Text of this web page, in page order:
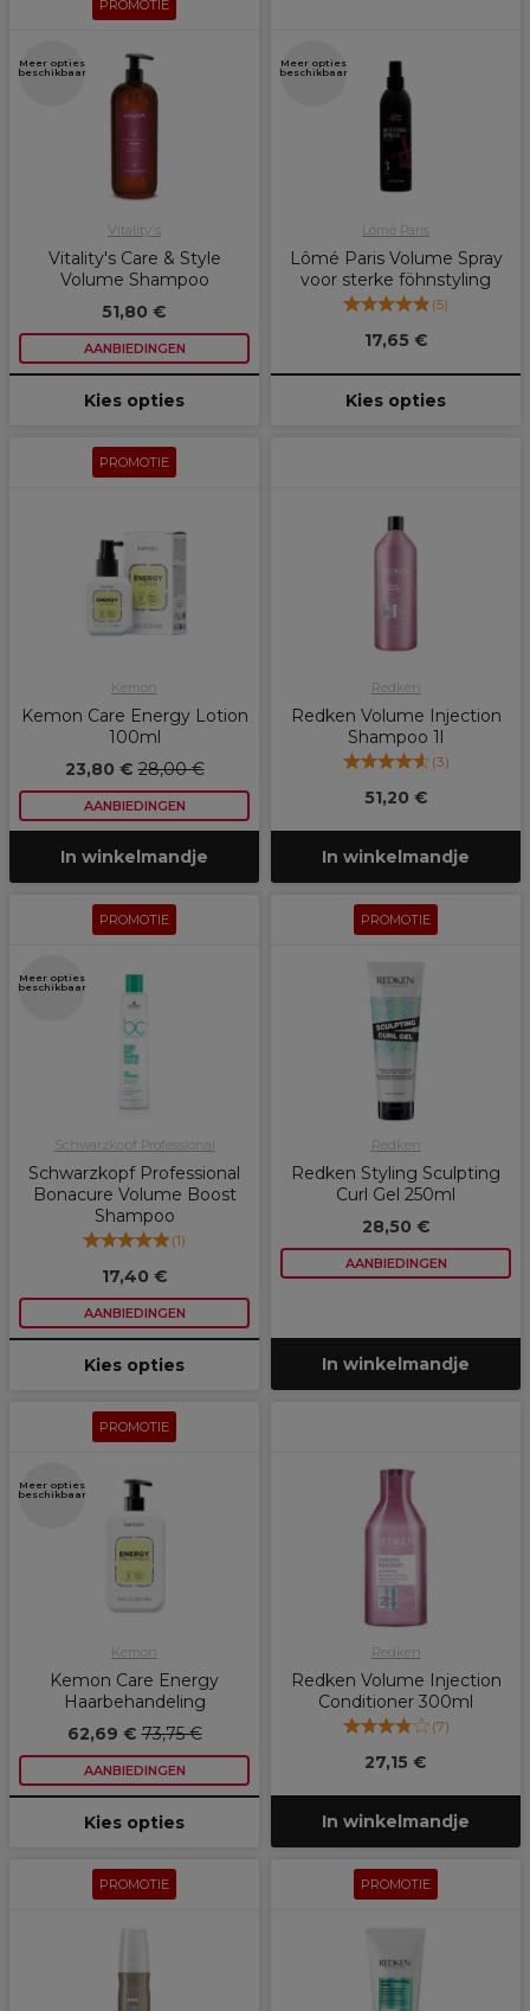
PROMOTIE
Meer opties
beschikbaar
Vitality's
Vitality's Care & Style
Volume Shampoo
51,80 €
AANBIEDINGEN
Kies opties
Meer opties
beschikbaar
Lômé Paris
Lômé Paris Volume Spray
voor sterke föhnstyling
(5)
17,65 €
Kies opties
PROMOTIE
Kemon
Kemon Care Energy Lotion
100ml
23,80 €28,00 €
AANBIEDINGEN
In winkelmandje
Redken
Redken Volume Injection
Shampoo 1l
(3)
51,20 €
In winkelmandje
PROMOTIE
Meer opties
beschikbaar
Schwarzkopf Professional
Schwarzkopf Professional
Bonacure Volume Boost
Shampoo
(1)
17,40 €
AANBIEDINGEN
Kies opties
PROMOTIE
Redken
Redken Styling Sculpting
Curl Gel 250ml
28,50 €
AANBIEDINGEN
In winkelmandje
PROMOTIE
Meer opties
beschikbaar
Kemon
Kemon Care Energy
Haarbehandeling
62,69 €73,75 €
AANBIEDINGEN
Kies opties
Redken
Redken Volume Injection
Conditioner 300ml
(7)
27,15 €
In winkelmandje
PROMOTIE PROMOTIE